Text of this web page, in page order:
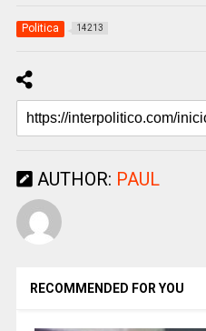
Politica 14213
AUTHOR: PAUL
RECOMMENDED FOR YOU